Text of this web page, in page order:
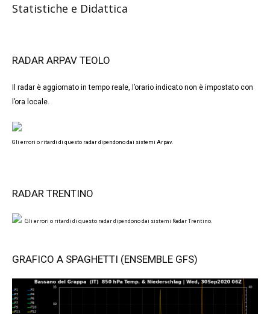
Statistiche e Didattica
RADAR ARPAV TEOLO
Il radar è aggiornato in tempo reale, l’orario indicato non è impostato con
l’ora locale.
Gli errori o ritardi di questo radar dipendono dai sistemi Arpav.
RADAR TRENTINO
Gli errori o ritardi di questo radar dipendono dai sistemi Radar Trentino.
GRAFICO A SPAGHETTI (ENSEMBLE GFS)